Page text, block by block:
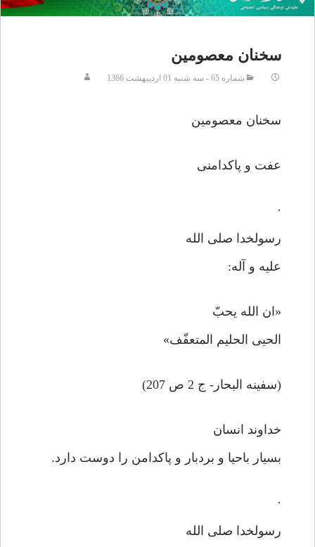
سخنان معصومين
شماره 65 - سه شنبه 01 ارديبهشت 1366
سخنان معصومین
عفت و پاکدامنی
·
رسولخدا صلی الله
علیه و آله:
«ان الله یحبّ
الحیی الحلیم المتعفّف»
(سفینه البحار- ج 2 ص 207)
خداوند انسان
بسیار باحیا و بردبار و پاکدامن را دوست دارد.
·
رسولخدا صلی الله